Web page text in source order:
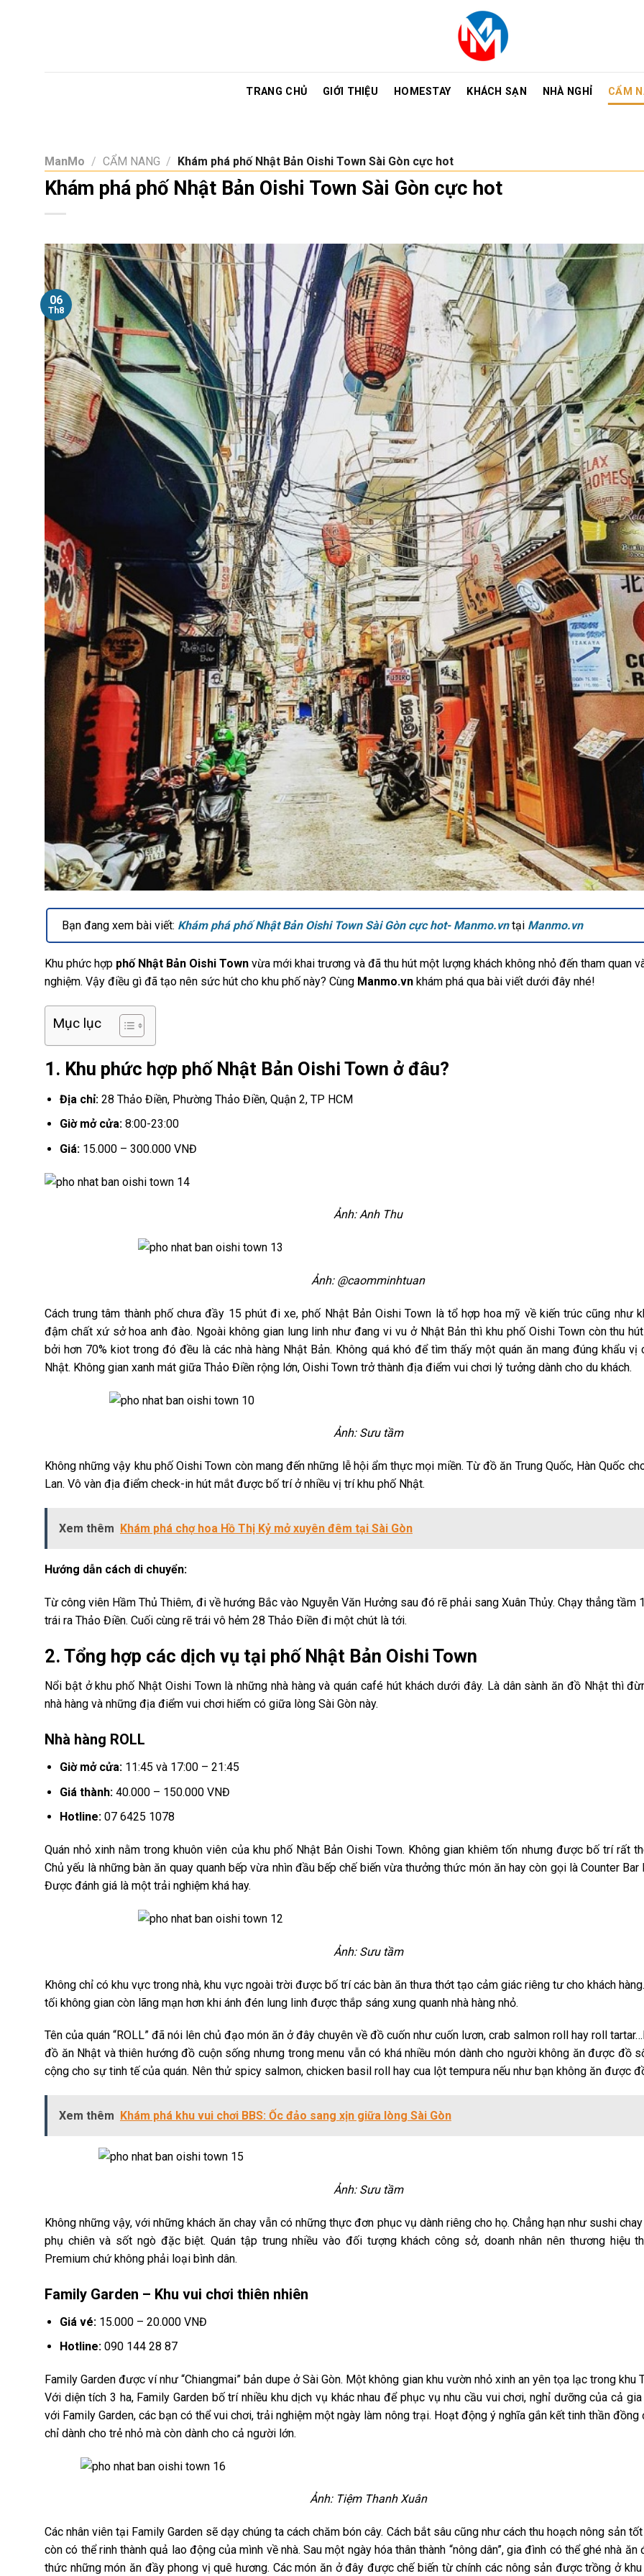
TRANG CHỦ GIỚI THIỆU HOMESTAY KHÁCH SẠN NHÀ NGHỈ CẨM
ManMo / CẨM NANG / Khám phá phố Nhật Bản Oishi Town Sài Gòn cực hot
Khám phá phố Nhật Bản Oishi Town Sài Gòn cực hot
06
Th8
Bạn đang xem bài viết: Khám phá phố Nhật Bản Oishi Town Sài Gòn cực hot- Manmo.vntại Manmo.vn
Khu phức hợp phố Nhật Bản Oishi Town vừa mới khai trương và đã thu hút một lượng khách không nhỏ đến tham quan
nghiệm. Vậy điều gì đã tạo nên sức hút cho khu phố này? Cùng Manmo.vn khám phá qua bài viết dưới đây nhé!
Mục lục
1. Khu phức hợp phố Nhật Bản Oishi Town ở đâu?
Địa chỉ: 28 Thảo Điền, Phường Thảo Điền, Quận 2, TP HCM
Giờ mở cửa: 8:00-23:00
Giá: 15.000 – 300.000 VNĐ
Ảnh: Anh Thu
Ảnh: @caomminhtuan
Cách trung tâm thành phố chưa đầy 15 phút đi xe, phố Nhật Bản Oishi Town là tổ hợp hoa mỹ về kiến trúc cũng như
đậm chất xứ sở hoa anh đào. Ngoài không gian lung linh như đang vi vu ở Nhật Bản thì khu phố Oishi Town còn thu
bởi hơn 70% kiot trong đó đều là các nhà hàng Nhật Bản. Không quá khó để tìm thấy một quán ăn mang đúng khẩu vị
Nhật. Không gian xanh mát giữa Thảo Điền rộng lớn, Oishi Town trở thành địa điểm vui chơi lý tưởng dành cho du khách.
Ảnh: Sưu tầm
Không những vậy khu phố Oishi Town còn mang đến những lễ hội ẩm thực mọi miền. Từ đồ ăn Trung Quốc, Hàn Quốc
Lan. Vô vàn địa điểm check-in hút mắt được bố trí ở nhiều vị trí khu phố Nhật.
Xem thêm Khám phá chợ hoa Hồ Thị Kỷ mở xuyên đêm tại Sài Gòn
Hướng dẫn cách di chuyển:
Từ công viên Hầm Thủ Thiêm, đi về hướng Bắc vào Nguyễn Văn Hưởng sau đó rẽ phải sang Xuân Thủy. Chạy thẳng tầm
trái ra Thảo Điền. Cuối cùng rẽ trái vô hẻm 28 Thảo Điền đi một chút là tới.
2. Tổng hợp các dịch vụ tại phố Nhật Bản Oishi Town
Nổi bật ở khu phố Nhật Oishi Town là những nhà hàng và quán café hút khách dưới đây. Là dân sành ăn đồ Nhật thì
nhà hàng và những địa điểm vui chơi hiếm có giữa lòng Sài Gòn này.
Nhà hàng ROLL
Giờ mở cửa:11:45 và 17:00 – 21:45
Giá thành: 40.000 – 150.000 VNĐ
Hotline: 07 6425 1078
Quán nhỏ xinh nằm trong khuôn viên của khu phố Nhật Bản Oishi Town. Không gian khiêm tốn nhưng được bố trí rất
Chủ yếu là những bàn ăn quay quanh bếp vừa nhìn đầu bếp chế biến vừa thưởng thức món ăn hay còn gọi là Counter Bar
Được đánh giá là một trải nghiệm khá hay.
Ảnh: Sưu tầm
Không chỉ có khu vực trong nhà, khu vực ngoài trời được bố trí các bàn ăn thưa thớt tạo cảm giác riêng tư cho khách
tối không gian còn lãng mạn hơn khi ánh đén lung linh được thắp sáng xung quanh nhà hàng nhỏ.
Tên của quán “ROLL” đã nói lên chủ đạo món ăn ở đây chuyên về đồ cuốn như cuốn lươn, crab salmon roll hay roll
đồ ăn Nhật và thiên hướng đồ cuộn sống nhưng trong menu vẫn có khá nhiều món dành cho người không ăn được đồ
cộng cho sự tinh tế của quán. Nên thử spicy salmon, chicken basil roll hay cua lột tempura nếu như bạn không ăn được
Xem thêm Khám phá khu vui chơi BBS: Ốc đảo sang xịn giữa lòng Sài Gòn
Ảnh: Sưu tầm
Không những vậy, với những khách ăn chay vẫn có những thực đơn phục vụ dành riêng cho họ. Chẳng hạn như sushi
phụ chiên và sốt ngò đặc biệt. Quán tập trung nhiều vào đối tượng khách công sở, doanh nhân nên thương hiệu
Premium chứ không phải loại bình dân.
Family Garden – Khu vui chơi thiên nhiên
Giá vé: 15.000 – 20.000 VNĐ
Hotline: 090 144 28 87
Family Garden được ví như “Chiangmai” bản dupe ở Sài Gòn. Một không gian khu vườn nhỏ xinh an yên tọa lạc trong khu
Với diện tích 3 ha, Family Garden bố trí nhiều khu dịch vụ khác nhau để phục vụ nhu cầu vui chơi, nghỉ dưỡng của cả
với Family Garden, các bạn có thể vui chơi, trải nghiệm một ngày làm nông trại. Hoạt động ý nghĩa gắn kết tinh thần đồng
chỉ dành cho trẻ nhỏ mà còn dành cho cả người lớn.
Ảnh: Tiệm Thanh Xuân
Các nhân viên tại Family Garden sẽ dạy chúng ta cách chăm bón cây. Cách bắt sâu cũng như cách thu hoạch nông sản
còn có thể rinh thành quả lao động của mình về nhà. Sau một ngày hóa thân thành “nông dân”, gia đình có thể ghé nhà ăn
thức những món ăn đầy phong vị quê hương. Các món ăn ở đây được chế biến từ chính các nông sản được trồng ở